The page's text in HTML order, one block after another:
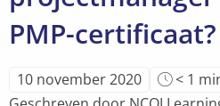
PMP-certificaat?
10 november 2020
Leestijd
van
< 1